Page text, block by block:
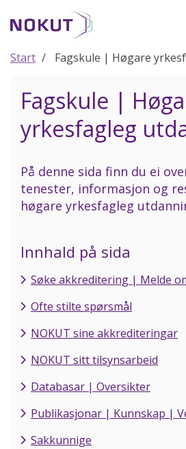
hovedinnhold
Start Fagskule | Høgare
Fagskule |
yrkesfagleg
På denne sida finn du ei
tenester, informasjon og
høgare yrkesfagleg
Innhald på sida
Søke akkreditering | Melde
Ofte stilte spørsmål
NOKUT sine akkrediteringar
NOKUT sitt tilsynsarbeid
Databasar | Oversikter
Publikasjonar | Kunnskap |
Sakkunnige